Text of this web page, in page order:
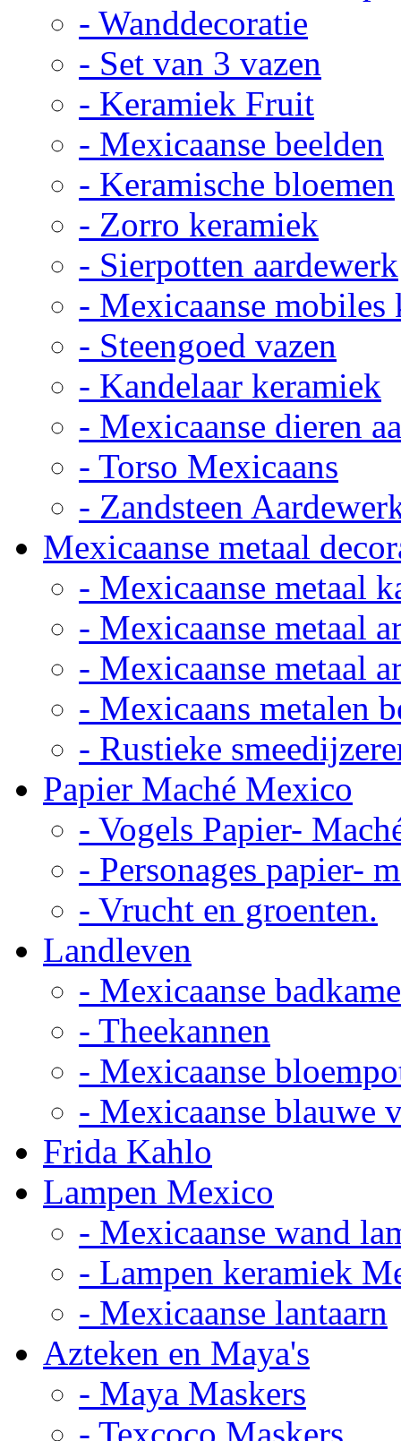
- Wanddecoratie
- Set van 3 vazen
- Keramiek Fruit
- Mexicaanse beelden
- Keramische bloemen
- Zorro keramiek
- Sierpotten aardewerk
- Mexicaanse mobiles
- Steengoed vazen
- Kandelaar keramiek
- Mexicaanse dieren
- Torso Mexicaans
- Zandsteen
Mexicaanse metaal
- Mexicaanse metaal
- Mexicaanse metaal
- Mexicaanse metaal
- Mexicaans metalen
- Rustieke
Papier Maché Mexico
- Vogels Papier-
- Personages papier-
- Vrucht en groenten.
Landleven
- Mexicaanse
- Theekannen
- Mexicaanse
- Mexicaanse blauwe
Frida Kahlo
Lampen Mexico
- Mexicaanse wand
- Lampen keramiek
- Mexicaanse lantaarn
Azteken en Maya's
- Maya Maskers
- Texcoco Maskers